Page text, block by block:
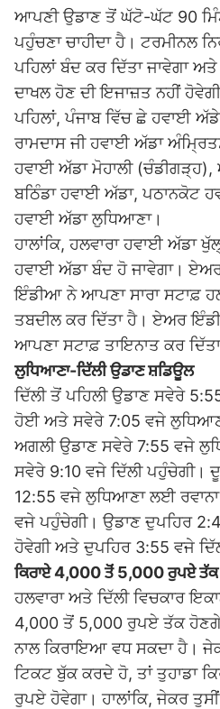
ਆਪਣੀ ਉਡਾਣ ਤੋਂ ਘੱਟੋ-ਘੱਟ 90
ਪਹੁੰਚਣਾ ਚਾਹੀਦਾ ਹੈ। ਟਰਮੀਨਲ
ਪਹਿਲਾਂ ਬੰਦ ਕਰ ਦਿੱਤਾ ਜਾਵੇਗਾ
ਦਾਖਲ ਹੋਣ ਦੀ ਇਜਾਜ਼ਤ ਨਹੀਂ
ਪਹਿਲਾਂ, ਪੰਜਾਬ ਵਿੱਚ ਛੇ ਹਵਾਈ
ਰਾਮਦਾਸ ਜੀ ਹਵਾਈ ਅੱਡਾ
ਹਵਾਈ ਅੱਡਾ ਮੋਹਾਲੀ
ਬਠਿੰਡਾ ਹਵਾਈ ਅੱਡਾ, ਪਠਾਨਕੋਟ
ਹਵਾਈ ਅੱਡਾ ਲੁਧਿਆਣਾ।
ਹਾਲਾਂਕਿ, ਹਲਵਾਰਾ ਹਵਾਈ ਅੱਡਾ
ਹਵਾਈ ਅੱਡਾ ਬੰਦ ਹੋ ਜਾਵੇਗਾ।
ਇੰਡੀਆ ਨੇ ਆਪਣਾ ਸਾਰਾ ਸਟਾਫ਼
ਤਬਦੀਲ ਕਰ ਦਿੱਤਾ ਹੈ। ਏਅਰ
ਆਪਣਾ ਸਟਾਫ਼ ਤਾਇਨਾਤ ਕਰ
ਲੁਧਿਆਣਾ-ਦਿੱਲੀ ਉਡਾਣ ਸ਼ਡਿਊਲ
ਦਿੱਲੀ ਤੋਂ ਪਹਿਲੀ ਉਡਾਣ ਸਵੇਰੇ
ਹੋਈ ਅਤੇ ਸਵੇਰੇ 7:05 ਵਜੇ
ਅਗਲੀ ਉਡਾਣ ਸਵੇਰੇ 7:55 ਵਜੇ
ਸਵੇਰੇ 9:10 ਵਜੇ ਦਿੱਲੀ ਪਹੁੰਚੇਗੀ।
12:55 ਵਜੇ ਲੁਧਿਆਣਾ ਲਈ
ਵਜੇ ਪਹੁੰਚੇਗੀ। ਉਡਾਣ ਦੁਪਹਿਰ
ਹੋਵੇਗੀ ਅਤੇ ਦੁਪਹਿਰ 3:55 ਵਜੇ
ਕਿਰਾਏ 4,000 ਤੋਂ 5,000 ਰੁਪਏ
ਹਲਵਾਰਾ ਅਤੇ ਦਿੱਲੀ ਵਿਚਕਾਰ
4,000 ਤੋਂ 5,000 ਰੁਪਏ ਤੱਕ
ਨਾਲ ਕਿਰਾਇਆ ਵਧ ਸਕਦਾ ਹੈ।
ਟਿਕਟ ਬੁੱਕ ਕਰਦੇ ਹੋ, ਤਾਂ ਤੁਹਾਡਾ
ਰੁਪਏ ਹੋਵੇਗਾ। ਹਾਲਾਂਕਿ, ਜੇਕਰ